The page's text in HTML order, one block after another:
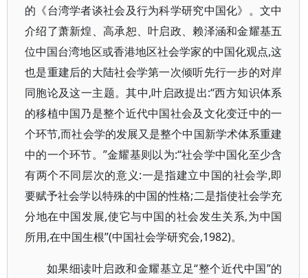
的《台湾学者谈社会及行为科学研究中国化》。文中
介绍了萧新煌、高承恕、叶启政、赖泽涵和金耀基五
位中国台湾地区或香港地区社会学家的中国化观点,这
也是重建后的大陆社会学第一次倾听先行一步的对岸
同胞论及这一主题。其中,叶启政提出:“西方知识体系
的移植中国乃是整个近代中国社会及文化变迁中的一
个环节,而社会学的发展又是整个中国新学术体系重建
中的一个环节。”金耀基则以为:“社会学中国化至少含
有两个不同层次的意义:一是指建立中国的社会学,即
要赋予社会学以特殊的中国的性格;二是指使社会学充
分地在中国发展,使它与中国的社会发生关系,为中国
所用,在中国生根”(中国社会学研究会,1982)。
如果细读叶启政和金耀基立足“整个近代中国”的